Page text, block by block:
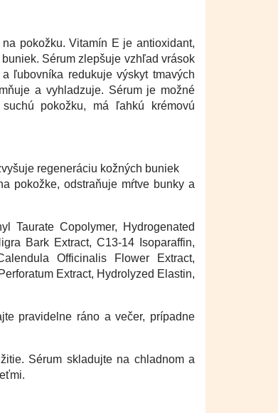
pokožku. Vitamín E je antioxidant,
Sérum zlepšuje vzhľad vrások
ľubovníka redukuje výskyt tmavých
a vyhladzuje. Sérum je možné
pokožku, má ľahkú krémovú
regeneráciu kožných buniek
pokožke, odstraňuje mŕtve bunky a
Taurate Copolymer, Hydrogenated
Bark Extract, C13-14 Isoparaffin,
Officinalis Flower Extract,
Extract, Hydrolyzed Elastin,
pravidelne ráno a večer, prípadne
Sérum skladujte na chladnom a